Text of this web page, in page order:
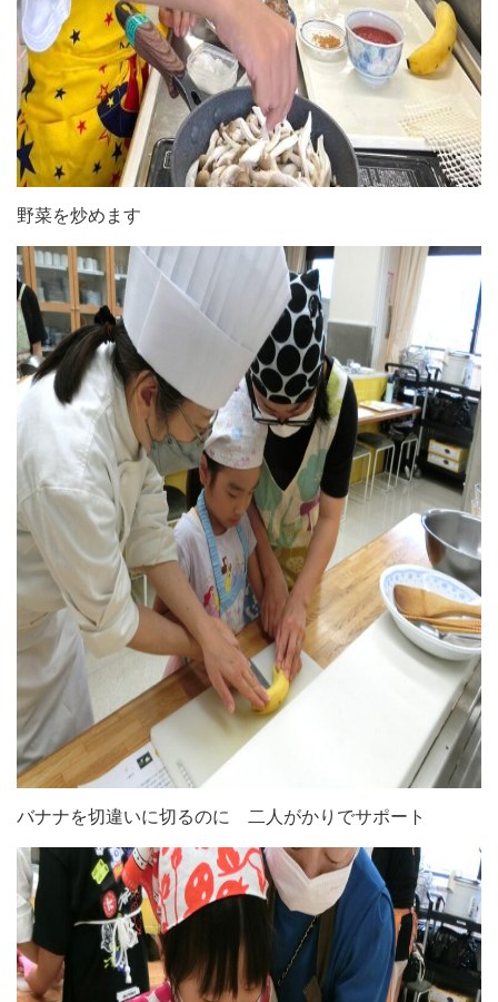
野菜を炒めます
バナナを切違いに切るのに 二人がかりでサポート